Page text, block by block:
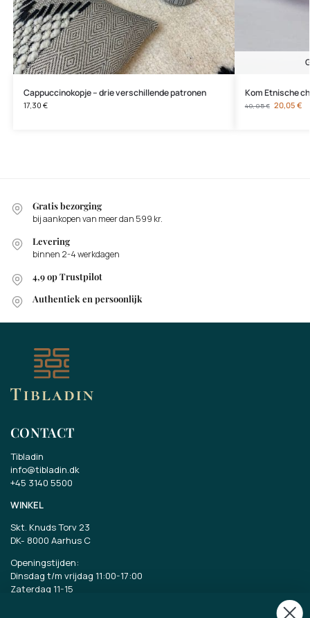
Cappuccinokopje – drie verschillende patronen
17,30 €
Kom Etnische
40,05€ 20,05 €
Gratis bezorging
bij aankopen van meer dan 599 kr.
Levering
binnen 2-4 werkdagen
4,9 op Trustpilot
Authentiek en persoonlijk
CONTACT
Tibladin
info@tibladin.dk
+45 3140 5500
WINKEL
Skt. Knuds Torv 23
DK- 8000 Aarhus C
Openingstijden:
Dinsdag t/m vrijdag 11:00-17:00
Zaterdag 11-15